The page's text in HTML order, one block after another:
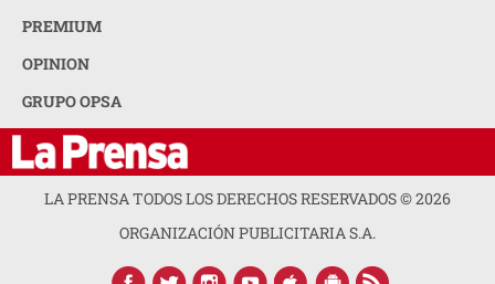
PREMIUM
OPINION
GRUPO OPSA
LA PRENSA TODOS LOS DERECHOS RESERVADOS ©2026
ORGANIZACIÓN PUBLICITARIA S.A.